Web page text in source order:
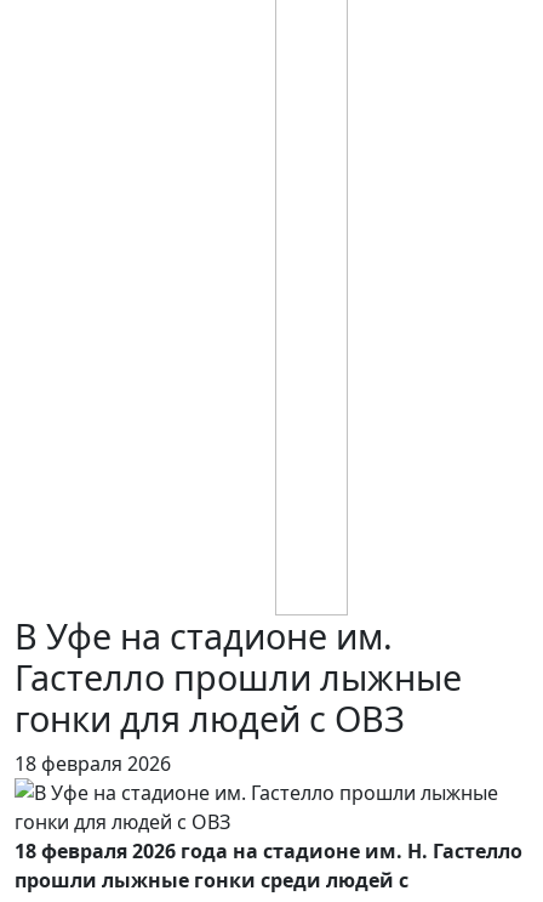
В Уфе на стадионе им.
Гастелло прошли лыжные
гонки для людей с ОВЗ
18 февраля 2026
18 февраля 2026 года на стадионе им. Н. Гастелло
прошли лыжные гонки среди людей с